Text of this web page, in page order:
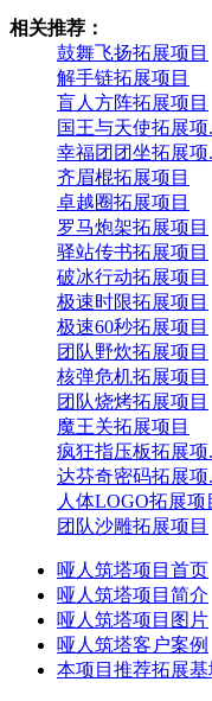
相关推荐：
鼓舞飞扬拓展项目
解手链拓展项目
盲人方阵拓展项目
国王与天使拓展项
幸福团团坐拓展项
齐眉棍拓展项目
卓越圈拓展项目
罗马炮架拓展项目
驿站传书拓展项目
破冰行动拓展项目
极速时限拓展项目
极速60秒拓展项目
团队野炊拓展项目
核弹危机拓展项目
团队烧烤拓展项目
魔王关拓展项目
疯狂指压板拓展项
达芬奇密码拓展项
人体LOGO拓展项
团队沙雕拓展项目
哑人筑塔项目首页
哑人筑塔项目简介
哑人筑塔项目图片
哑人筑塔客户案例
本项目推荐拓展基